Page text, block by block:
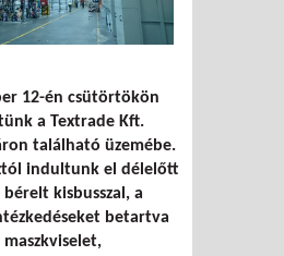
12-én csütörtökön
a Textrade Kft.
található üzemébe.
indultunk el délelőtt
kisbusszal, a
betartva